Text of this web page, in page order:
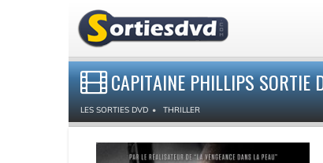
CAPITAINE PHILLIPS SORTIE
LES SORTIES DVD THRILLER